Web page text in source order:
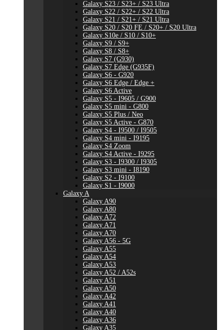
Galaxy S23 / S23+ / S23 Ultra
Galaxy S22 / S22+ / S22 Ultra
Galaxy S21 / S21+ / S21 Ultra
Galaxy S20 / S20 FE / S20+ / S20 Ultra
Galaxy S10e / S10 / S10+
Galaxy S9 / S9+
Galaxy S8 / S8+
Galaxy S7 (G930)
Galaxy S7 Edge (G935F)
Galaxy S6 - G920
Galaxy S6 Edge / Edge +
Galaxy S6 Active
Galaxy S5 - I9605 / G900
Galaxy S5 mini - G800
Galaxy S5 Plus / Neo
Galaxy S5 Active - G870
Galaxy S4 - I9500 / I9505
Galaxy S4 mini - I9195
Galaxy S4 Zoom
Galaxy S4 Active - I9295
Galaxy S3 - I9300 / I9305
Galaxy S3 mini - I8190
Galaxy S2 - I9100
Galaxy S1 - I9000
Galaxy A
Galaxy A90
Galaxy A80
Galaxy A72
Galaxy A71
Galaxy A70
Galaxy A56 - 5G
Galaxy A55
Galaxy A54
Galaxy A53
Galaxy A52 / A52s
Galaxy A51
Galaxy A50
Galaxy A42
Galaxy A41
Galaxy A40
Galaxy A36
Galaxy A35